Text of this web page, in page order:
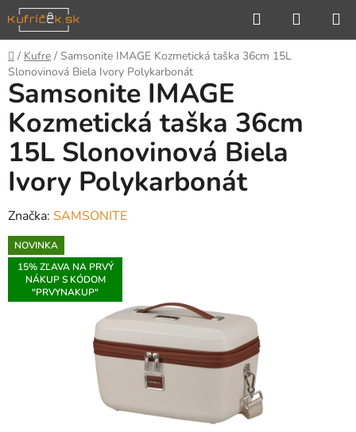
Prejsť
na
obsah
Hľadať
KOŠÍK
Domov
/ Kufre / Samsonite IMAGE Kozmetická taška 36cm 15L
Slonovinová Biela Ivory Polykarbonát
Samsonite IMAGE
Kozmetická taška 36cm
15L Slonovinová Biela
Ivory Polykarbonát
Značka: SAMSONITE
NOVINKA
15% ZĽAVA NA PRVÝ
NÁKUP S KÓDOM
"PRVYNAKUP"